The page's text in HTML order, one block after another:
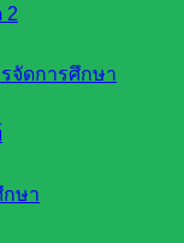
2
จัดการศึกษา
ษา